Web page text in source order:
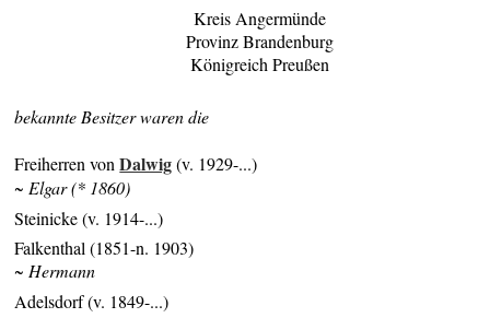
Kreis Angermünde
Provinz Brandenburg
Königreich Preußen
bekannte Besitzer waren die
Freiherren vonDalwig(v. 1929-...)
~ Elgar (* 1860)
Steinicke (v. 1914-...)
Falkenthal (1851-n. 1903)
~ Hermann
Adelsdorf (v. 1849-...)